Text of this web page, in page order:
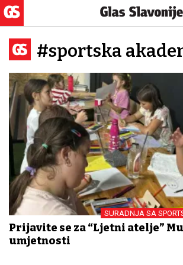
#sportska
SURADNJA SA
Prijavite se za “Ljetni atelje”
umjetnosti